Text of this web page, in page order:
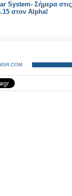
System- Σήμερα στις
στον Alpha!